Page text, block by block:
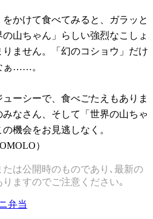
かけて食べてみると、ガラッと
山ちゃん」らしい強烈なこしょ
ません。「幻のコショウ」だけ
ぁ……。
ーシーで、食べごたえもありま
なさん、そして「世界の山ちゃ
機会をお見逃しなく。
）
は公開時のものであり､最新の
ますのでご注意ください｡
弁当